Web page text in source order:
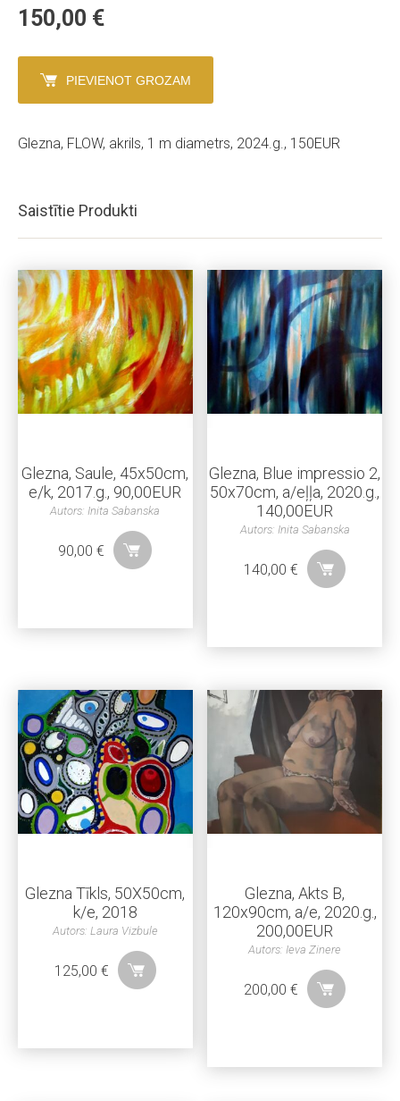
150,00 €
PIEVIENOT GROZAM
Glezna, FLOW, akrils, 1 m diametrs, 2024.g., 150EUR
Saistītie Produkti
Glezna, Saule, 45x50cm,
e/k, 2017.g., 90,00EUR
Autors: Inita Sabanska
90,00€
Glezna, Blue impressio 2,
50x70cm, a/eļļa, 2020.g.,
140,00EUR
Autors: Inita Sabanska
140,00€
Glezna Tīkls, 50X50cm,
k/e, 2018
Autors: Laura Vizbule
125,00 €
Glezna, Akts B,
120x90cm, a/e, 2020.g.,
200,00EUR
Autors: Ieva Zinere
200,00€